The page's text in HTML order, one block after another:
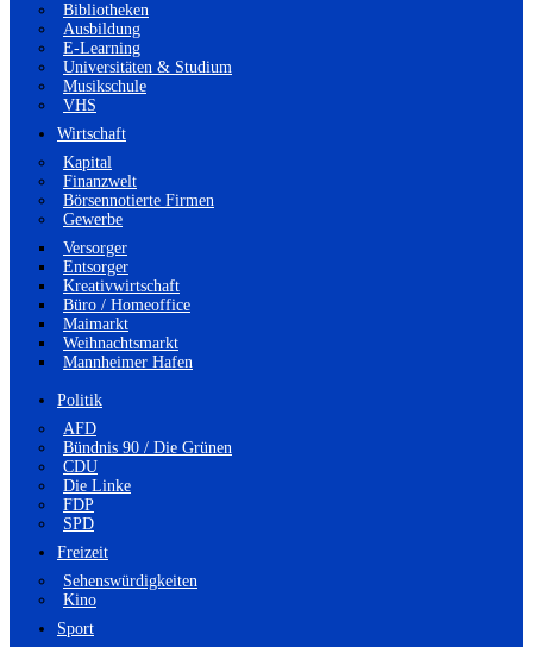
Bibliotheken
Ausbildung
E-Learning
Universitäten & Studium
Musikschule
VHS
Wirtschaft
Kapital
Finanzwelt
Börsennotierte Firmen
Gewerbe
Versorger
Entsorger
Kreativwirtschaft
Büro / Homeoffice
Maimarkt
Weihnachtsmarkt
Mannheimer Hafen
Politik
AFD
Bündnis 90 / Die Grünen
CDU
Die Linke
FDP
SPD
Freizeit
Sehenswürdigkeiten
Kino
Sport